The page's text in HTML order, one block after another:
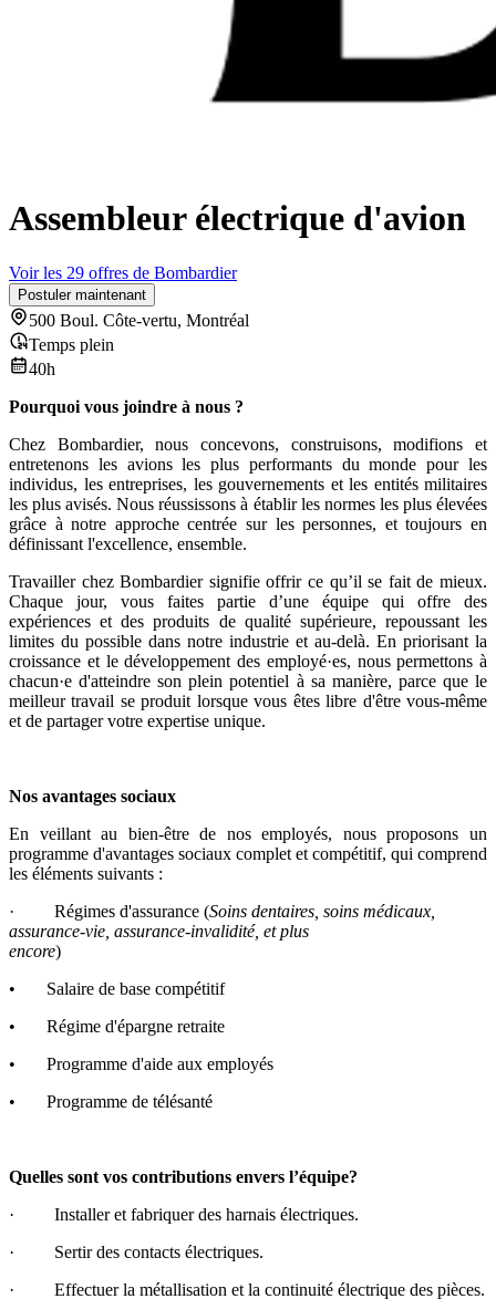
Assembleur électrique d'avion
Voir les 29 offres de Bombardier
Postuler maintenant
500 Boul. Côte-vertu, Montréal
Temps plein
40h
Pourquoi vous joindre à nous ?
Chez Bombardier, nous concevons, construisons, modifions et
entretenons les avions les plus performants du monde pour les
individus, les entreprises, les gouvernements et les entités militaires
les plus avisés. Nous réussissons à établir les normes les plus élevées
grâce à notre approche centrée sur les personnes, et toujours en
définissant l'excellence, ensemble.
Travailler chez Bombardier signifie offrir ce qu’il se fait de mieux.
Chaque jour, vous faites partie d’une équipe qui offre des
expériences et des produits de qualité supérieure, repoussant les
limites du possible dans notre industrie et au-delà. En priorisant la
croissance et le développement des employé·es, nous permettons à
chacun·e d'atteindre son plein potentiel à sa manière, parce que le
meilleur travail se produit lorsque vous êtes libre d'être vous-même
et de partager votre expertise unique.
Nos avantages sociaux
En veillant au bien-être de nos employés, nous proposons un
programme d'avantages sociaux complet et compétitif, qui comprend
les éléments suivants :
· Régimes d'assurance (Soins dentaires, soins médicaux,
assurance-vie, assurance-invalidité, et plus
encore)
• Salaire de base compétitif
• Régime d'épargne retraite
• Programme d'aide aux employés
• Programme de télésanté
Quelles sont vos contributions envers l’équipe?
· Installer et fabriquer des harnais électriques.
· Sertir des contacts électriques.
· Effectuer la métallisation et la continuité électrique des pièces.